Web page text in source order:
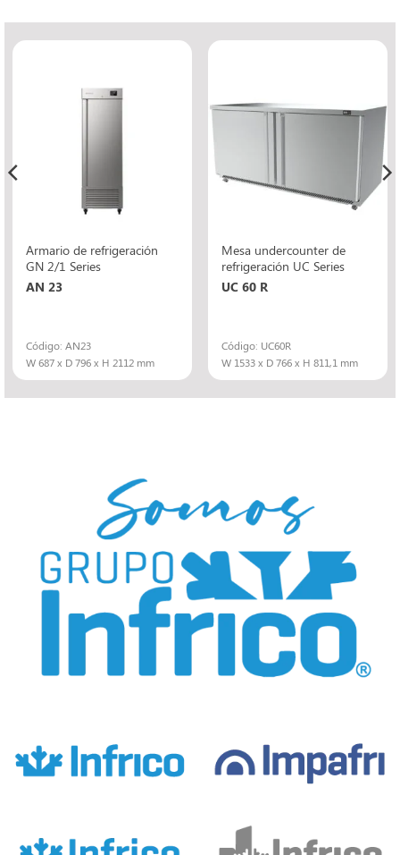
Armario de refrigeración
GN 2/1 Series
AN 23
Código: AN23
W 687 x D 796 x H 2112 mm
Mesa undercounter de
refrigeración UC Series
UC 60 R
Código: UC60R
W 1533 x D 766 x H 811,1 mm